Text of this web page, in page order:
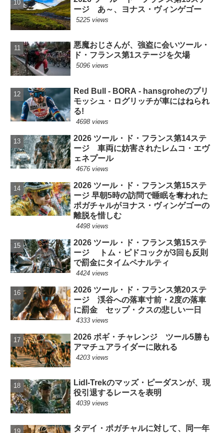
ージ あ～、ヨナス・ヴィンゲゴー
5225 views
悪魔おじさんが、強盗に会いツール・
ド・フランス第1ステージを欠場
5096 views
Red Bull - BORA - hansgroheのプリ
モッシュ・ログリッチが車にはねられ
る!
4698 views
2026 ツール・ド・フランス第14ステ
ージ 車両に妨害されたレムコ・エヴ
ェネプール
4676 views
2026 ツール・ド・フランス第15ステ
ージ 早朝5時の訪問で睡眠を奪われた
ポガチャルがヨナス・ヴィンゲゴーの
離脱を惜しむ
4498 views
2026 ツール・ド・フランス第15ステ
ージ トム・ピドコックが3回も反則
で罰金にタイムペナルティ
4424 views
2026 ツール・ド・フランス第20ステ
ージ 渓谷への落車寸前・2度の落車
に罰金 セップ・クスの悲しい一日
4333 views
2026 ポギ・チャレンジ ツール5勝も
アマチュアライダーに敗れる
4203 views
Lidl-Trekのマッズ・ピーダスンが、現
役引退するレースを表明
4039 views
タデイ・ポガチャルに対して、同一年